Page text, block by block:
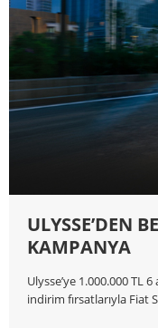
ULYSSE’DEN
KAMPANYA
Ulysse’ye 1.000.000 TL
indirim fırsatlarıyla Fiat